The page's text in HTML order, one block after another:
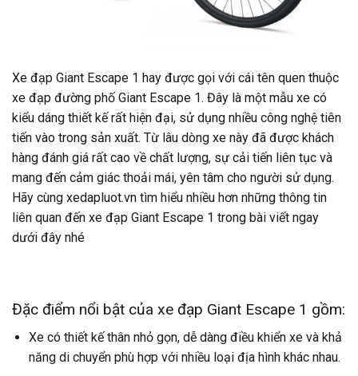
Xe đạp Giant Escape 1 hay được gọi với cái tên quen thuộc
xe đạp đường phố Giant Escape 1. Đây là một mẫu xe có
kiểu dáng thiết kế rất hiện đại, sử dụng nhiều công nghệ tiên
tiến vào trong sản xuất. Từ lâu dòng xe này đã được khách
hàng đánh giá rất cao về chất lượng, sự cải tiến liên tục và
mang đến cảm giác thoải mái, yên tâm cho người sử dụng.
Hãy cùng xedapluot.vn tìm hiểu nhiều hơn những thông tin
liên quan đến xe đạp Giant Escape 1 trong bài viết ngay
dưới đây nhé
Đặc điểm nổi bật của xe đạp Giant Escape 1 gồm:
Xe có thiết kế thân nhỏ gọn, dễ dàng điều khiển xe và khả
năng di chuyển phù hợp với nhiều loại địa hình khác nhau.